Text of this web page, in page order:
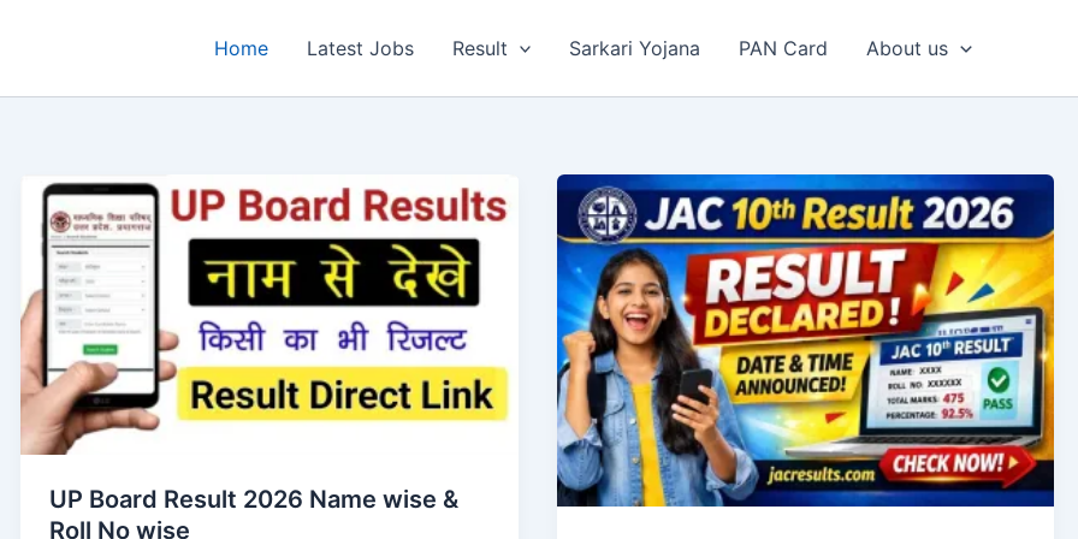
Home Latest Jobs Result Sarkari Yojana PAN Card About us
UP Board Result 2026 Name wise &
Roll No wise